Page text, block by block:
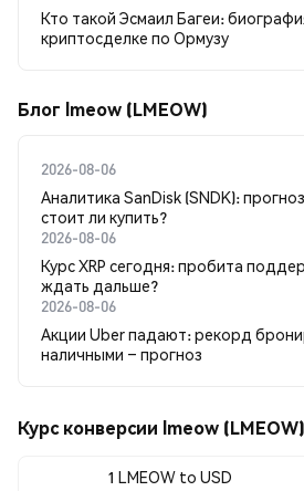
Кто такой Эсмаил Багеи:
криптосделке по Ормузу
Блог lmeow (LMEOW)
2026-08-06
Аналитика SanDisk (SNDK):
стоит ли купить?
2026-08-06
Курс XRP сегодня: пробита
ждать дальше?
2026-08-06
Акции Uber падают: рекорд
наличными – прогноз
Курс конверсии lmeow (LMEOW)
1 LMEOW to USD